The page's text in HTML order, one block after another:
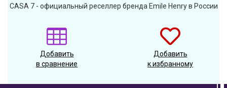
CASA 7 - официальный реселлер бренда Emile Henry в России
Добавить
в сравнение
Добавить
к избранному